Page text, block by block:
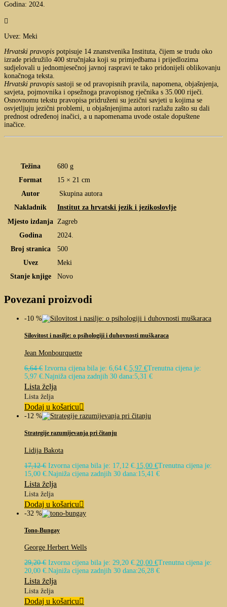
Godina: 2024.

Uvez: Meki
Hrvatski pravopis potpisuje 14 znanstvenika Instituta, čijem se trudu oko
izrade pridružilo 400 stručnjaka koji su primjedbama i prijedlozima
sudjelovali u jednomjesečnoj javnoj raspravi te tako pridonijeli oblikovanju
konačnoga teksta.
Hrvatski pravopis sastoji se od pravopisnih pravila, napomena, objašnjenja,
savjeta, pojmovnika i opsežnoga pravopisnog rječnika s 35.000 riječi.
Osnovnomu tekstu pravopisa pridruženi su jezični savjeti u kojima se
osvjetljuju jezični problemi, u objašnjenjima autori razlažu zašto su dali
prednost određenoj inačici, a u napomenama uvode ostale dopuštene
inačice.
Težina
680 g
Format
15 × 21 cm
Autor
Skupina autora
Nakladnik
Institut za hrvatski jezik i jezikoslovlje
Mjesto izdanja Zagreb
Godina
2024.
Broj stranica
500
Uvez
Meki
Stanje knjige
Novo
Povezani proizvodi
-10 %
Silovitost i nasilje: o psihologiji i duhovnosti muškaraca
Jean Monbourquette
6,64€ Izvorna cijena bila je: 6,64 €. 5,97 €Trenutna cijena je:
5,97 €. Najniža cijena zadnjih 30 dana:5,31 €
Lista želja
Lista želja
Dodaj u košaricu
-12 %
Strategije razumijevanja pri čitanju
Lidija Bakota
17,12€ Izvorna cijena bila je: 17,12 €. 15,00 €Trenutna cijena je:
15,00 €. Najniža cijena zadnjih 30 dana:15,41 €
Lista želja
Lista želja
Dodaj u košaricu
-32 %
Tono-Bungay
George Herbert Wells
29,20€ Izvorna cijena bila je: 29,20 €.20,00 €Trenutna cijena je:
20,00 €.Najniža cijena zadnjih 30 dana:26,28 €
Lista želja
Lista želja
Dodaj u košaricu